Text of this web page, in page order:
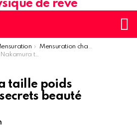
Mensuration chanteur
poids mensurations secrets beauté
taille poids
beauté